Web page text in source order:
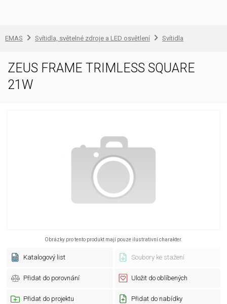
EMAS Svítidla, světelné zdroje a LED osvětlení Svítidla
ZEUS FRAME TRIMLESS SQUARE
21W
Obrázky pro tento produkt mají pouze ilustrativní charakter.
Katalogový list Soubory ke stažení
Přidat do porovnání Uložit do oblíbených
Přidat do projektu Přidat do nabídky